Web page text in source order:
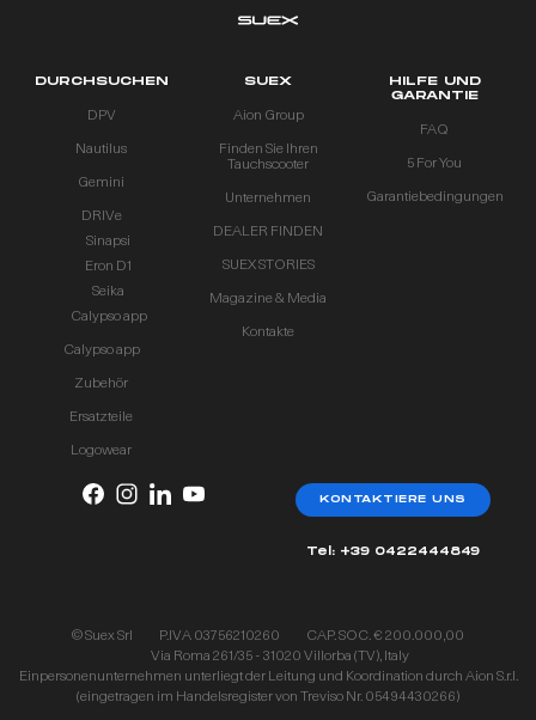
DURCHSUCHEN
DPV
Nautilus
Gemini
DRIVe
Sinapsi
Eron D1
Seika
Calypso app
Calypso app
Zubehör
Ersatzteile
Logowear
SUEX
Aion Group
Finden Sie Ihren
Tauchscooter
Unternehmen
DEALER FINDEN
SUEX STORIES
Magazine & Media
Kontakte
HILFE UND
GARANTIE
FAQ
5 For You
Garantiebedingungen
KONTAKTIERE UNS
Tel: +39 0422444849
© Suex Srl P.IVA 03756210260
CAP. SOC. € 200.000,00
Via Roma 261/35 - 31020 Villorba (TV), Italy
Einpersonenunternehmen unterliegt der Leitung und Koordination durch Aion S.r.l.
(eingetragen im Handelsregister von Treviso Nr. 05494430266)